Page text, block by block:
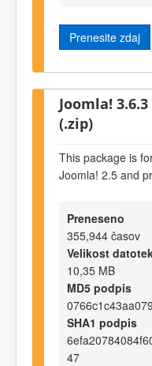
Prenesite zdaj
Joomla!
(.zip)
This package is
Joomla! 2.5 and
Preneseno
355,944 časov
Velikost
10,35 MB
MD5 podpis
SHA1 podpis
47